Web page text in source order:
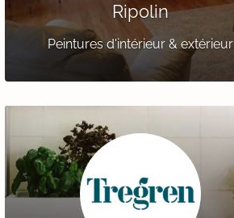
Ripolin
Peintures d'intérieur & extérieur